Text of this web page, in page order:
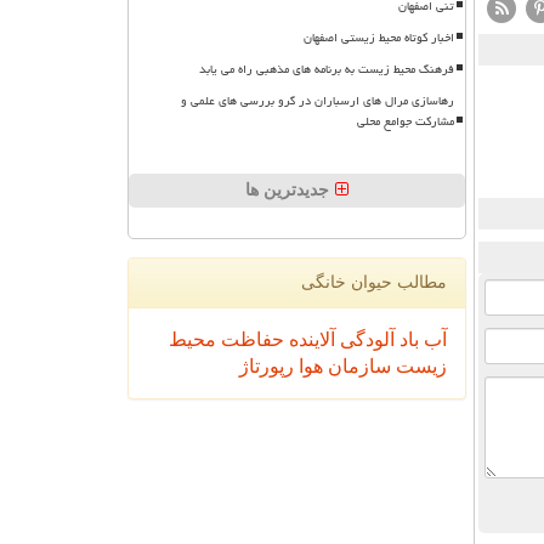
تنی اصفهان
اخبار کوتاه محیط زیستی اصفهان
فرهنگ محیط زیست به برنامه های مذهبی راه می یابد
رهاسازی مرال های ارسباران در گرو بررسی های علمی و
مشارکت جوامع محلی
جدیدترین ها
مطالب حیوان خانگی
آب باد آلودگی آلاینده حفاظت محیط
زیست سازمان هوا رپورتاژ